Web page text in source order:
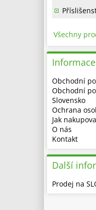
Všechny
Informace
Obchodní
Obchodní
Slovensko
Ochrana
Jak
O nás
Kontakt
Další
Prodej na